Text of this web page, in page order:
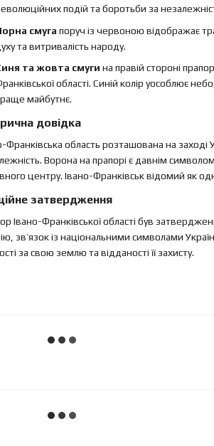
подій та боротьби за
смуга поруч із червоною відображає
та витривалість народу.
та жовта смуги на правій стороні
області. Синій колір уособлює
майбутнє.
довідка
Франківська область розташована на заході
Ворона на прапорі є давнім
центру. Івано-Франківськ відомий як
затвердження
Івано-Франківської області був
зв’язок із національними символами
за свою землю та відданості її захисту.